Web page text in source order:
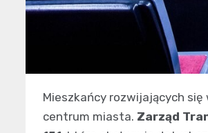
Mieszkańcy rozwijających
centrum miasta. Zarząd